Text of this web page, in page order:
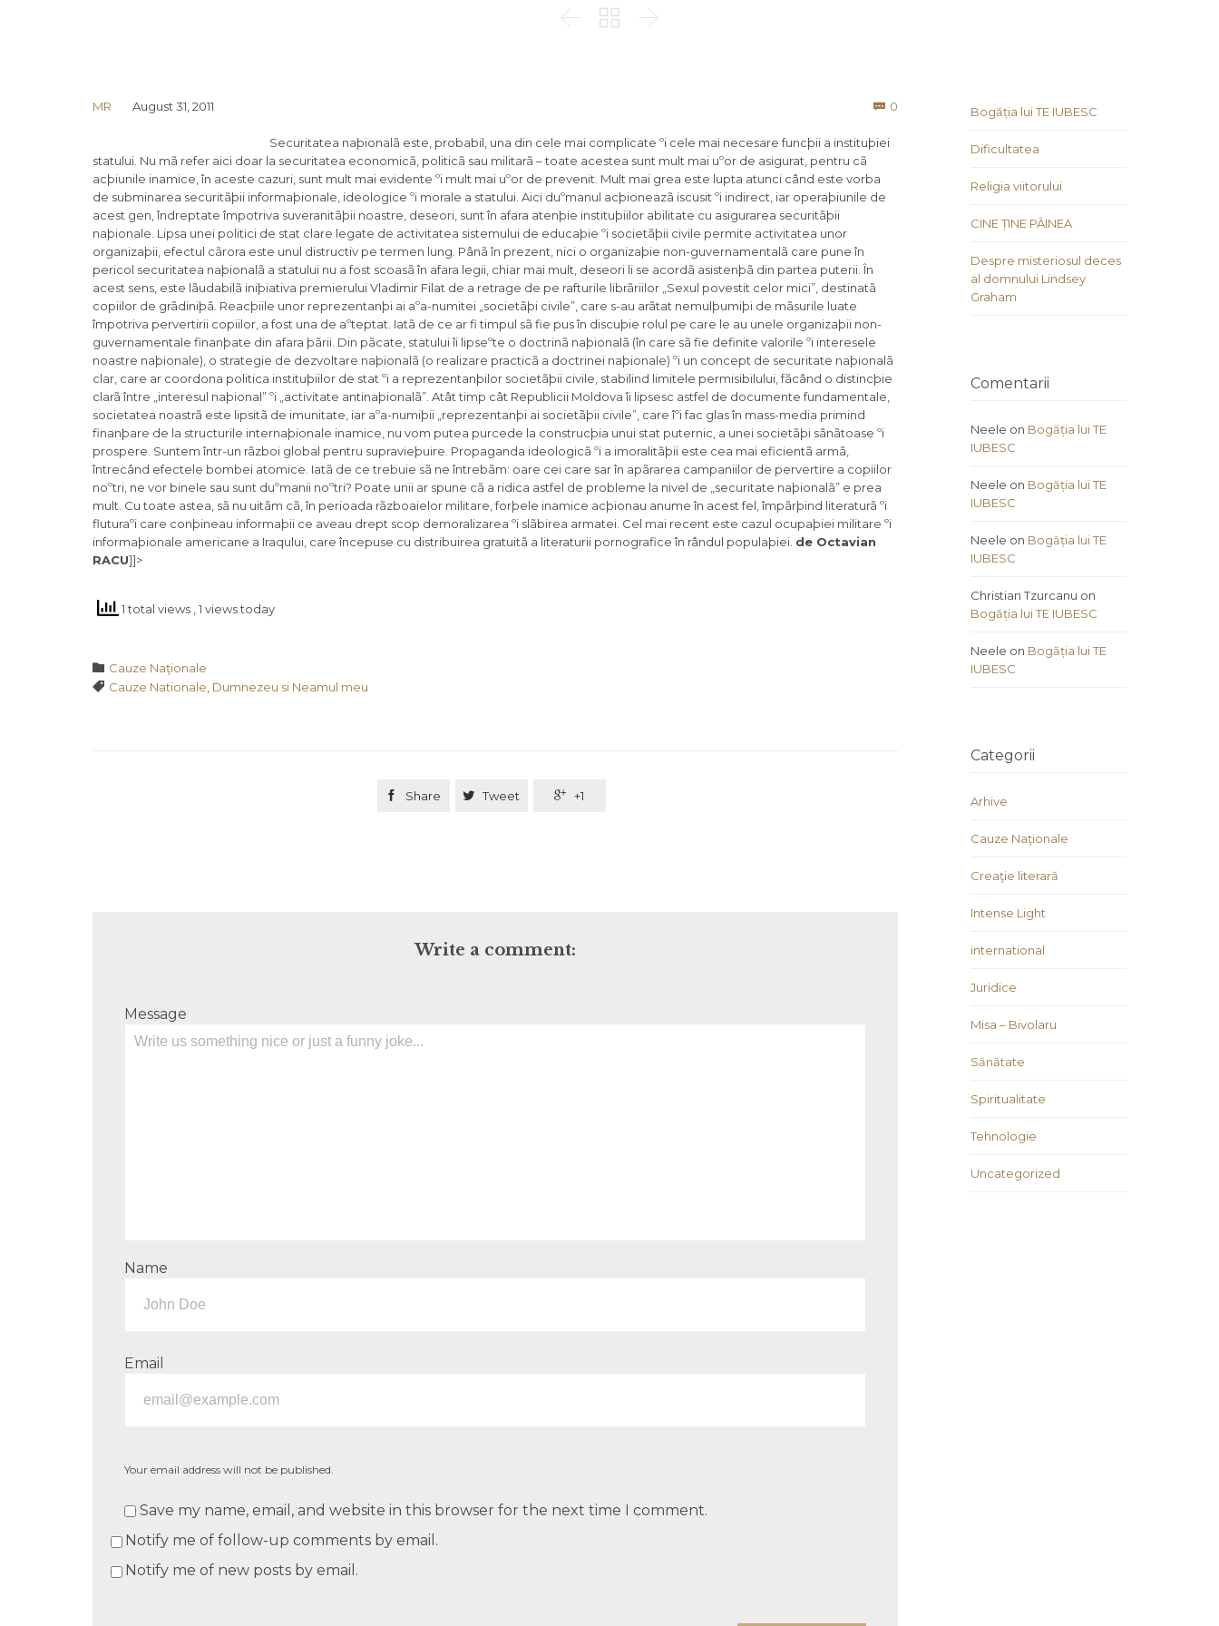
  
MR August 31, 2011  0
Securitatea naþionalã este, probabil, una din cele mai complicate ºi cele mai necesare funcþii a instituþiei
statului. Nu mã refer aici doar la securitatea economicã, politicã sau militarã – toate acestea sunt mult mai uºor de asigurat, pentru cã
acþiunile inamice, în aceste cazuri, sunt mult mai evidente ºi mult mai uºor de prevenit. Mult mai grea este lupta atunci când este vorba
de subminarea securitãþii informaþionale, ideologice ºi morale a statului. Aici duºmanul acþioneazã iscusit ºi indirect, iar operaþiunile de
acest gen, îndreptate împotriva suveranitãþii noastre, deseori, sunt în afara atenþie instituþiilor abilitate cu asigurarea securitãþii
naþionale. Lipsa unei politici de stat clare legate de activitatea sistemului de educaþie ºi societãþii civile permite activitatea unor
organizaþii, efectul cãrora este unul distructiv pe termen lung. Pânã în prezent, nici o organizaþie non-guvernamentalã care pune în
pericol securitatea naþionalã a statului nu a fost scoasã în afara legii, chiar mai mult, deseori li se acordã asistenþã din partea puterii. În
acest sens, este lãudabilã iniþiativa premierului Vladimir Filat de a retrage de pe rafturile librãriilor „Sexul povestit celor mici”, destinatã
copiilor de grãdiniþã. Reacþiile unor reprezentanþi ai aºa-numitei „societãþi civile”, care s-au arãtat nemulþumiþi de mãsurile luate
împotriva pervertirii copiilor, a fost una de aºteptat. Iatã de ce ar fi timpul sã fie pus în discuþie rolul pe care le au unele organizaþii non-
guvernamentale finanþate din afara þãrii. Din pãcate, statului îi lipseºte o doctrinã naþionalã (în care sã fie definite valorile ºi interesele
noastre naþionale), o strategie de dezvoltare naþionalã (o realizare practicã a doctrinei naþionale) ºi un concept de securitate naþionalã
clar, care ar coordona politica instituþiilor de stat ºi a reprezentanþilor societãþii civile, stabilind limitele permisibilului, fãcând o distincþie
clarã între „interesul naþional” ºi „activitate antinaþionalã”. Atât timp cât Republicii Moldova îi lipsesc astfel de documente fundamentale,
societatea noastrã este lipsitã de imunitate, iar aºa-numiþii „reprezentanþi ai societãþii civile”, care îºi fac glas în mass-media primind
finanþare de la structurile internaþionale inamice, nu vom putea purcede la construcþia unui stat puternic, a unei societãþi sãnãtoase ºi
prospere. Suntem într-un rãzboi global pentru supravieþuire. Propaganda ideologicã ºi a imoralitãþii este cea mai eficientã armã,
întrecând efectele bombei atomice. Iatã de ce trebuie sã ne întrebãm: oare cei care sar în apãrarea campaniilor de pervertire a copiilor
noºtri, ne vor binele sau sunt duºmanii noºtri? Poate unii ar spune cã a ridica astfel de probleme la nivel de „securitate naþionalã” e prea
mult. Cu toate astea, sã nu uitãm cã, în perioada rãzboaielor militare, forþele inamice acþionau anume în acest fel, împãrþind literaturã ºi
fluturaºi care conþineau informaþii ce aveau drept scop demoralizarea ºi slãbirea armatei. Cel mai recent este cazul ocupaþiei militare ºi
informaþionale americane a Iraqului, care începuse cu distribuirea gratuitã a literaturii pornografice în rândul populaþiei. de Octavian
RACU]]>
1 total views , 1 views today
 Category
Cauze Naţionale
 Tags
Cauze Nationale Dumnezeu si Neamul meu
 Share  Tweet  +1
Write a comment:
Message
Name
Email
Your email address will not be published.
Save my name, email, and website in this browser for the next time I comment.
Notify me of follow-up comments by email.
Notify me of new posts by email.
Bogăția lui TE IUBESC
Dificultatea
Religia viitorului
CINE ȚINE PÂINEA
Despre misteriosul deces
al domnului Lindsey
Graham
Comentarii
Neele on Bogăția lui TE
IUBESC
Neele on Bogăția lui TE
IUBESC
Neele on Bogăția lui TE
IUBESC
Christian Tzurcanu on
Bogăția lui TE IUBESC
Neele on Bogăția lui TE
IUBESC
Categorii
Arhive
Cauze Naţionale
Creaţie literară
Intense Light
international
Juridice
Misa – Bivolaru
Sănătate
Spiritualitate
Tehnologie
Uncategorized